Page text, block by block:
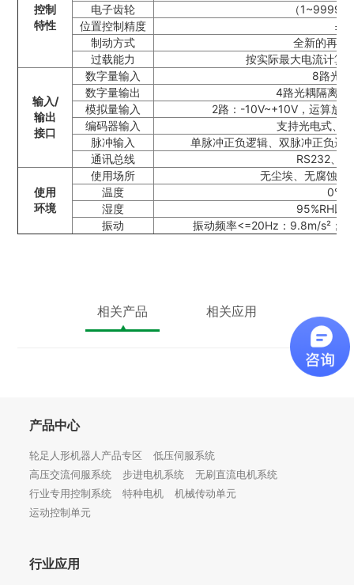
控制
特性
电子齿轮
（1~9999
位置控制精度
±
制动方式
全新的再生
过载能力
按实际最大电流计算
输入/
输出
接口
数字量输入
8路光
数字量输出
4路光耦隔离输
模拟量输入
2路：-10V~+10V，运算放
编码器输入
支持光电式、
脉冲输入
单脉冲正负逻辑、双脉冲正负逻
通讯总线
RS232、
使用
环境
使用场所
无尘埃、无腐蚀性
温度
湿度
95%RH以
振动
振动频率<=20Hz：9.8m/s²；
相关产品 相关应用
产品中心
轮足人形机器人产品专区
低压伺服系统
高压交流伺服系统
步进电机系统
无刷直流电机系统
行业专用控制系统
特种电机
机械传动单元
运动控制单元
行业应用